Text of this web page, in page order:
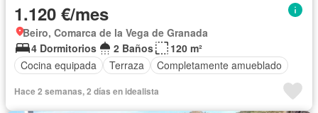
1.120 €/mes
Beiro, Comarca de la Vega de Granada
4 Dormitorios
2 Baños
120 m²
Cocina equipada
Terraza Completamente amueblado
Hace 2 semanas, 2 días en idealista